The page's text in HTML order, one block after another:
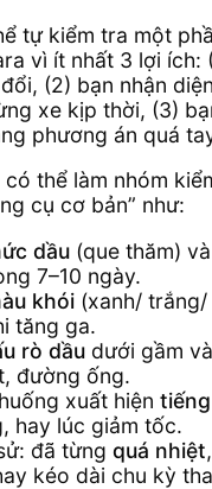
tự kiểm tra một
vì ít nhất 3 lợi ích:
(2) bạn nhận
xe kịp thời, (3)
phương án quá
thể làm nhóm
cụ cơ bản” như:
dầu (que thăm) và
7–10 ngày.
khói (xanh/
tăng ga.
rò dầu dưới gầm
đường ống.
xuất hiện
hay lúc giảm tốc.
đã từng quá nhiệt
kéo dài chu kỳ